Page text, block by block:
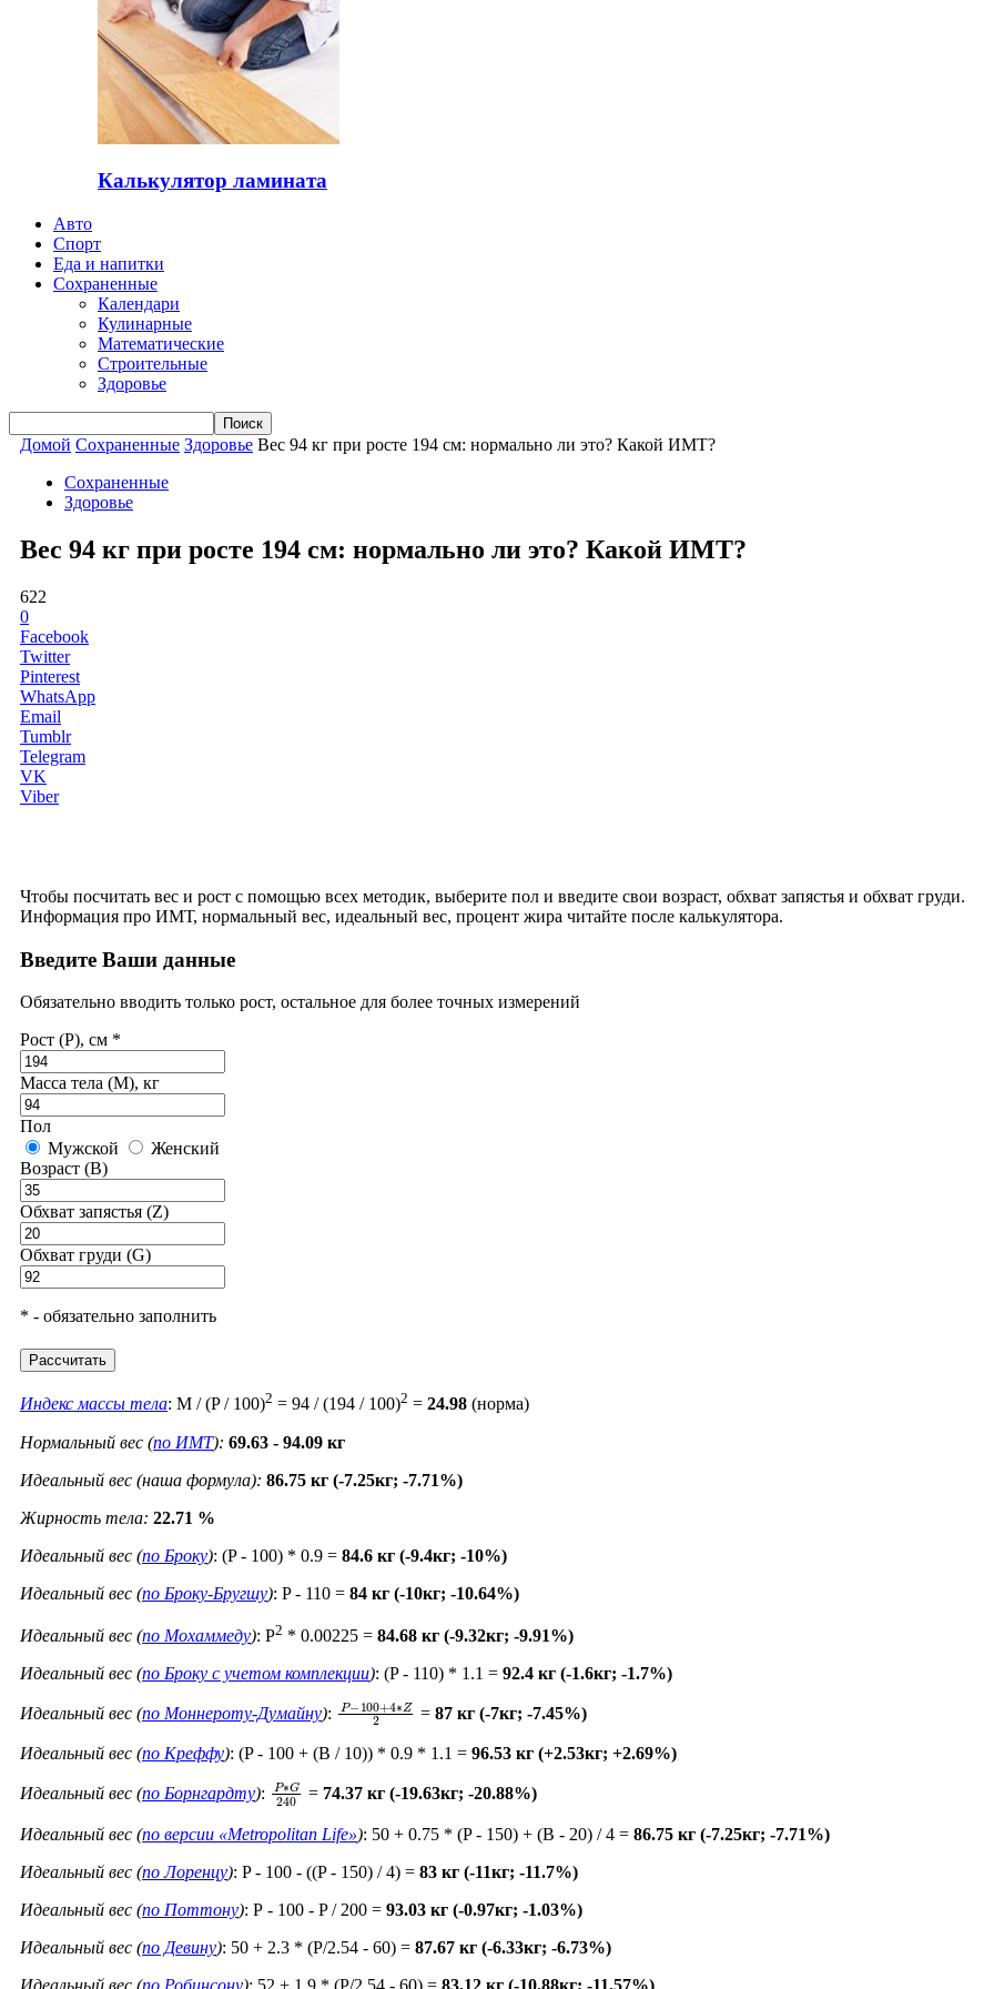
Калькулятор ламината
Авто
Спорт
Еда и напитки
Сохраненные
Календари
Кулинарные
Математические
Строительные
Здоровье
Домой Сохраненные Здоровье Вес 94 кг при росте 194 см: нормально ли это? Какой ИМТ?
Сохраненные
Здоровье
Вес 94 кг при росте 194 см: нормально ли это? Какой ИМТ?
622
0
Facebook
Twitter
Pinterest
WhatsApp
Email
Tumblr
Telegram
VK
Viber
Чтобы посчитать вес и рост с помощью всех методик, выберите пол и введите свои возраст, обхват запястья и обхват груди.
Информация про ИМТ, нормальный вес, идеальный вес, процент жира читайте после калькулятора.
Введите Ваши данные
Обязательно вводить только рост, остальное для более точных измерений
Рост (P), см *
Масса тела (M), кг
Пол
Мужской
Женский
Возраст (B)
Обхват запястья (Z)
Обхват груди (G)
* - обязательно заполнить
Рассчитать
Индекс массы тела: M / (P / 100)2 = 94 / (194 / 100)2 = 24.98 (норма)
Нормальный вес (по ИМТ): 69.63 - 94.09 кг
Идеальный вес (наша формула): 86.75 кг (-7.25кг; -7.71%)
Жирность тела: 22.71 %
Идеальный вес (по Броку): (P - 100) * 0.9 = 84.6 кг (-9.4кг; -10%)
Идеальный вес (по Броку-Бругшу): P - 110 = 84 кг (-10кг; -10.64%)
Идеальный вес (по Мохаммеду): P2 * 0.00225 = 84.68 кг (-9.32кг; -9.91%)
Идеальный вес (по Броку c учетом комплекции): (P - 110) * 1.1 = 92.4 кг (-1.6кг; -1.7%)
Идеальный вес (по Моннероту-Думайну): P− 100 +4∗ 2
=87 кг (-7кг; -7.45%)
Идеальный вес (по Креффу): (P - 100 + (B / 10)) * 0.9 * 1.1 = 96.53 кг (+2.53кг; +2.69%)
Идеальный вес (по Борнгардту): P∗G 240
= 74.37 кг (-19.63кг; -20.88%)
Идеальный вес (по версии «Metropolitan Life»): 50 + 0.75 * (P - 150) + (B - 20) / 4 = 86.75 кг (-7.25кг; -7.71%)
Идеальный вес (по Лоренцу): P - 100 - ((P - 150) / 4) = 83 кг (-11кг; -11.7%)
Идеальный вес (по Поттону): Р - 100 - P / 200 = 93.03 кг (-0.97кг; -1.03%)
Идеальный вес (по Девину): 50 + 2.3 * (P/2.54 - 60) = 87.67 кг (-6.33кг; -6.73%)